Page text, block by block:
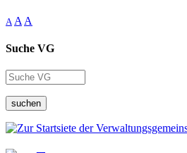
A A A
Suche VG
suchen